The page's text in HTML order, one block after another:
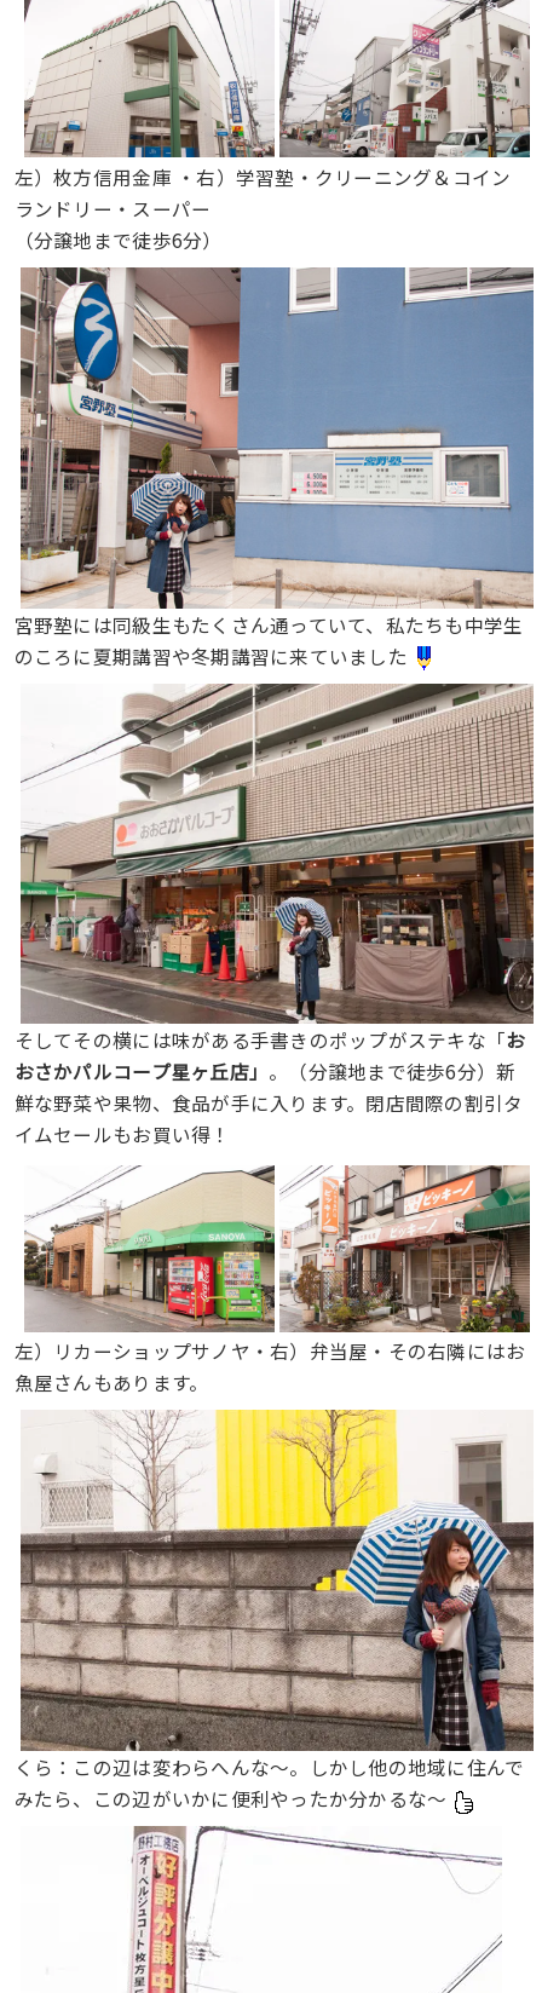
左）枚方信用金庫 ・右）学習塾・クリーニング＆コイン
ランドリー・スーパー
（分譲地まで徒歩6分）
宮野塾には同級生もたくさん通っていて、私たちも中学生
のころに夏期講習や冬期講習に来ていました
そしてその横には味がある手書きのポップがステキな「お
おさかパルコープ星ヶ丘店」 。（分譲地まで徒歩6分）新
鮮な野菜や果物、食品が手に入ります。閉店間際の割引タ
イムセールもお買い得！
左）リカーショップサノヤ・右）弁当屋・その右隣にはお
魚屋さんもあります。
くら：この辺は変わらへんな〜。しかし他の地域に住んで
みたら、この辺がいかに便利やったか分かるな〜